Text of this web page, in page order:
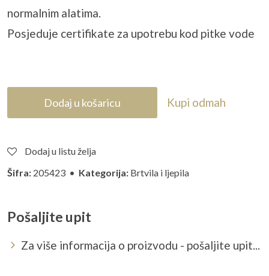
normalnim alatima.
Posjeduje certifikate za upotrebu kod pitke vode
Dodaj u košaricu Kupi odmah
Dodaj u listu želja
Šifra: 205423 • Kategorija: Brtvila i ljepila
Pošaljite upit
Za više informacija o proizvodu - pošaljite upit...